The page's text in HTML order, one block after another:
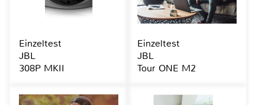
Einzeltest
JBL
308P MKII
Einzeltest
JBL
Tour ONE M2